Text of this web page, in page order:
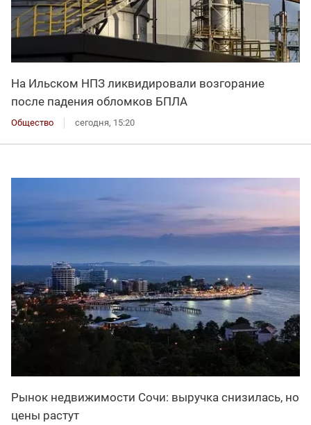
На Ильском НПЗ ликвидировали возгорание
после падения обломков БПЛА
Общество сегодня, 15:20
Рынок недвижимости Сочи: выручка снизилась, но
цены растут